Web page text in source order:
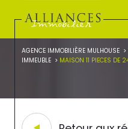
AGENCE IMMOBILIÈRE MULHOUSE
IMMEUBLE
MAISON 11 PIECES DE